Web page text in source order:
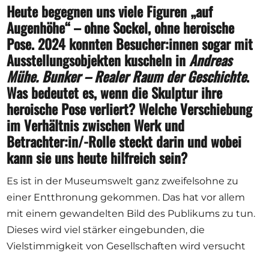
Heute begegnen uns viele Figuren „auf
Augenhöhe“ – ohne Sockel, ohne heroische
Pose. 2024 konnten Besucher:innen sogar mit
Ausstellungsobjekten kuscheln inAndreas
Mühe. Bunker – Realer Raum der Geschichte.
Was bedeutet es, wenn die Skulptur ihre
heroische Pose verliert? Welche Verschiebung
im Verhältnis zwischen Werk und
Betrachter:in/-Rolle steckt darin und wobei
kann sie uns heute hilfreich sein?
Es ist in der Museumswelt ganz zweifelsohne zu
einer Entthronung gekommen. Das hat vor allem
mit einem gewandelten Bild des Publikums zu tun.
Dieses wird viel stärker eingebunden, die
Vielstimmigkeit von Gesellschaften wird versucht